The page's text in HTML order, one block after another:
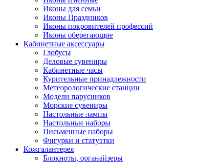
Иконы для семьи
Иконы Праздников
Иконы покровителей профессий
Иконы оберегающие
Кабинетные аксессуары
Глобусы
Деловые сувениры
Кабинетные часы
Курительные принадлежности
Метеорологические станции
Модели парусников
Морские сувениры
Настольные лампы
Настольные наборы
Письменные наборы
Фигурки и статуэтки
Кожгалантерея
Блокноты, органайзеры